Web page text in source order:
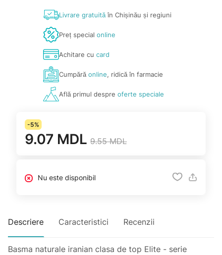
Livrare gratuităîn Chișinău și regiuni
Preț special online
Achitare cu card
Cumpărăonline, ridică în farmacie
Află primul despre oferte speciale
-5%
9.07 MDL 9.55 MDL
Nu este disponibil
Descriere Caracteristici Recenzii
Basma naturale iranian clasa de top Elite - serie